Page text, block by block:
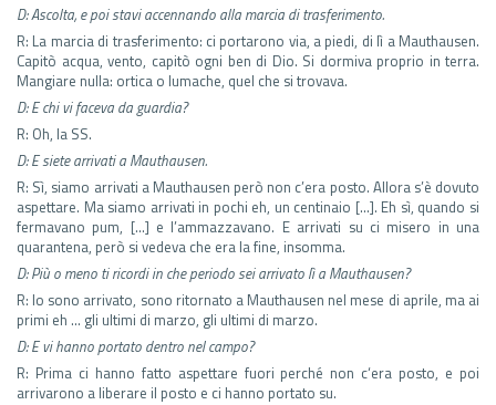
D: Ascolta, e poi stavi accennando alla marcia di trasferimento.
R: La marcia di trasferimento: ci portarono via, a piedi, di lì a Mauthausen.
Capitò acqua, vento, capitò ogni ben di Dio. Si dormiva proprio in terra.
Mangiare nulla: ortica o lumache, quel che si trovava.
D: E chi vi faceva da guardia?
R: Oh, la SS.
D: E siete arrivati a Mauthausen.
R: Sì, siamo arrivati a Mauthausen però non c’era posto. Allora s’è dovuto
aspettare. Ma siamo arrivati in pochi eh, un centinaio […]. Eh sì, quando si
fermavano pum, […] e l’ammazzavano. E arrivati su ci misero in una
quarantena, però si vedeva che era la fine, insomma.
D: Più o meno ti ricordi in che periodo sei arrivato lì a Mauthausen?
R: Io sono arrivato, sono ritornato a Mauthausen nel mese di aprile, ma ai
primi eh … gli ultimi di marzo, gli ultimi di marzo.
D: E vi hanno portato dentro nel campo?
R: Prima ci hanno fatto aspettare fuori perché non c‘era posto, e poi
arrivarono a liberare il posto e ci hanno portato su.